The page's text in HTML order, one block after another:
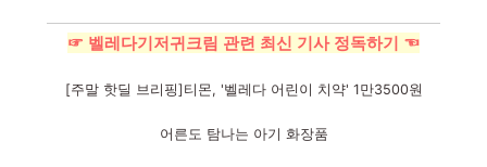
☞ 벨레다기저귀크림 관련 최신 기사 정독하기 ☜
[주말 핫딜 브리핑]티몬, '벨레다 어린이 치약' 1만3500원
어른도 탐나는 아기 화장품